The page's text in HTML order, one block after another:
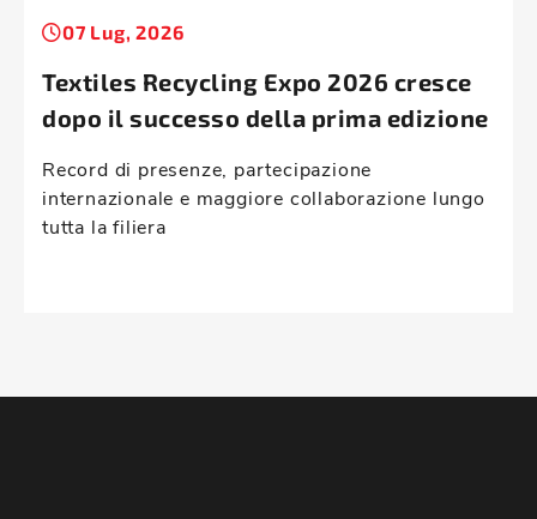
07 Lug, 2026
Textiles Recycling Expo 2026 cresce
dopo il successo della prima edizione
Record di presenze, partecipazione
internazionale e maggiore collaborazione lungo
tutta la filiera